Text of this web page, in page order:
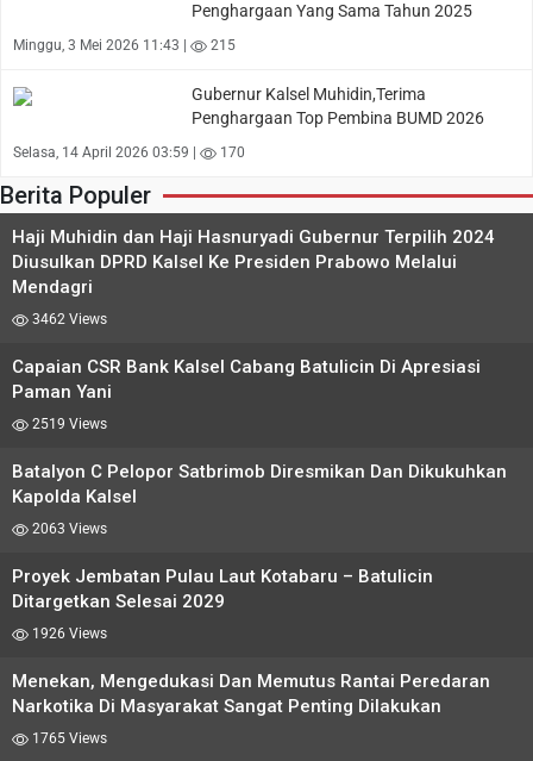
Penghargaan Yang Sama Tahun 2025
Minggu, 3 Mei 2026 11:43 | 215
Gubernur Kalsel Muhidin,Terima
Penghargaan Top Pembina BUMD 2026
Selasa, 14 April 2026 03:59 | 170
Berita Populer
Haji Muhidin dan Haji Hasnuryadi Gubernur Terpilih 2024
Diusulkan DPRD Kalsel Ke Presiden Prabowo Melalui
Mendagri
3462 Views
Capaian CSR Bank Kalsel Cabang Batulicin Di Apresiasi
Paman Yani
2519 Views
Batalyon C Pelopor Satbrimob Diresmikan Dan Dikukuhkan
Kapolda Kalsel
2063 Views
Proyek Jembatan Pulau Laut Kotabaru – Batulicin
Ditargetkan Selesai 2029
1926 Views
Menekan, Mengedukasi Dan Memutus Rantai Peredaran
Narkotika Di Masyarakat Sangat Penting Dilakukan
1765 Views